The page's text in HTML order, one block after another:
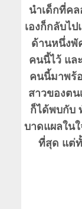
นำเด็กที่ค
เองก็กลับไ
ด้านหนึ่งพั
คนนี้ไว้ แล
คนนี้มาพร้
สาวของตน
ก็ได้พบกับ
บาดแผลใน
ที่สุด แต่